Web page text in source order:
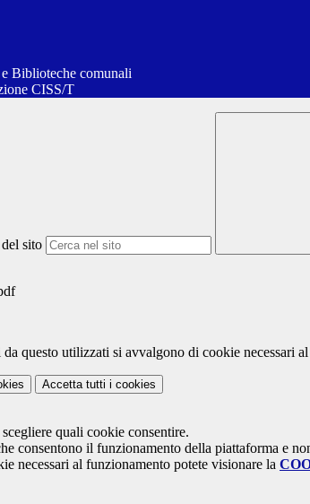
Biblioteche comunali
CISS/T
sito
questo utilizzati si avvalgono di cookie necessari
Accetta tutti i cookies
quali cookie consentire.
consentono il funzionamento della piattaforma e
necessari al funzionamento potete visionare la